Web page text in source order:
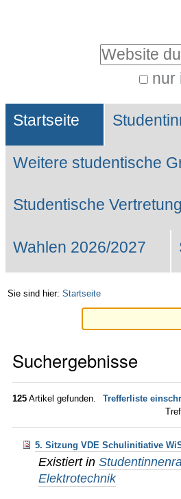
Website durchsuchen
nur
Suche…
Sektionen
Startseite
Weitere studentische
Studentische
Wahlen 2026/2027
Sie sind hier: Startseite
Suchergebnisse
125 Artikel gefunden.
Trefferliste
5. Sitzung VDE Schulinitiative
Existiert in
Elektrotechnik